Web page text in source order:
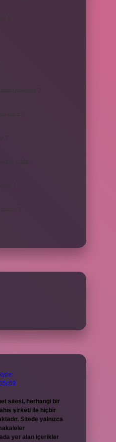
sitesi, herhangi bir
şirketi ile hiçbir
Sitede yalnızca
yer alan içerikler